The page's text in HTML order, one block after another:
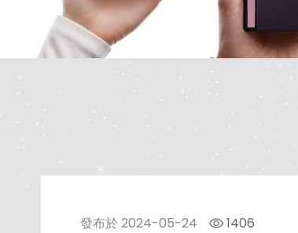
發布於 2024-05-24 1406